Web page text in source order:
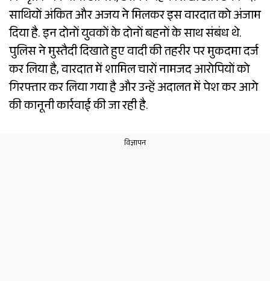
साथियों अंकित और अजय ने मिलकर इस वारदात को अंजाम
दिया है. इन दोनों युवकों के दोनों बहनों के साथ संबंध थे.
पुलिस ने मुस्तैदी दिखाते हुए वादी की तहरीर पर मुकदमा दर्ज
कर लिया है, वारदात में शामिल चारों नामजद आरोपियों को
गिरफ्तार कर लिया गया है और उन्हें अदालत में पेश कर आगे
की कानूनी कार्रवाई की जा रही है.